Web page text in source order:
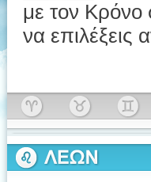
με τον Κρόνο
να